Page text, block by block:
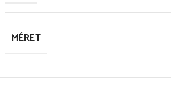
MÉRET